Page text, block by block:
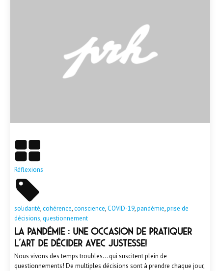
Réflexions
solidarité,cohérence,conscience,COVID-19,pandémie,prise de
décisions,questionnement
La pandémie : une occasion de pratiquer
l’art de décider avec justesse!
Nous vivons des temps troubles… qui suscitent plein de
questionnements! De multiples décisions sont à prendre chaque jour,